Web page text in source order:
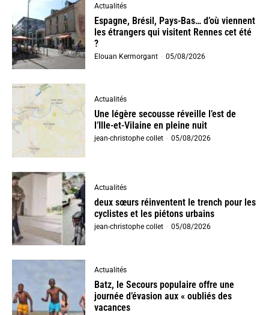
Actualités
Espagne, Brésil, Pays-Bas… d’où viennent
les étrangers qui visitent Rennes cet été
?
Elouan Kermorgant - 05/08/2026
Actualités
Une légère secousse réveille l’est de
l’Ille-et-Vilaine en pleine nuit
jean-christophe collet - 05/08/2026
Actualités
deux sœurs réinventent le trench pour les
cyclistes et les piétons urbains
jean-christophe collet - 05/08/2026
Actualités
Batz, le Secours populaire offre une
journée d’évasion aux « oubliés des
vacances